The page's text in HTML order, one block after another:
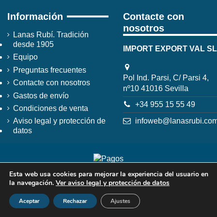
Información
Lanas Rubí. Tradición
desde 1905
Equipo
Preguntas frecuentes
Contacte con nosotros
Gastos de envío
Condiciones de venta
Aviso legal y protección de
datos
Contacte con
nosotros
IMPORT EXPORT VAL SL
Pol Ind. Parsi, C/ Parsi 4,
nº10 41016 Sevilla
+34 955 15 55 49
Esta web usa cookies para mejorar la experiencia del usuario en
la navegación. Ver aviso legal y protección de datos
Aceptar Rechazar Ajustes